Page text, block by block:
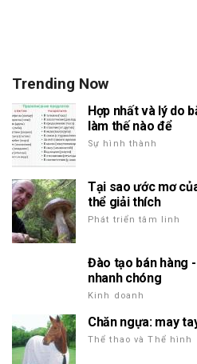
Trending Now
Hợp nhất và lý do
làm thế nào để
Sự hình thành
Tại sao ước mơ
thể giải thích
Phát triển tâm linh
Đào tạo bán hàng
nhanh chóng
Kinh doanh
Chăn ngựa: may
Thể thao và Thể hình